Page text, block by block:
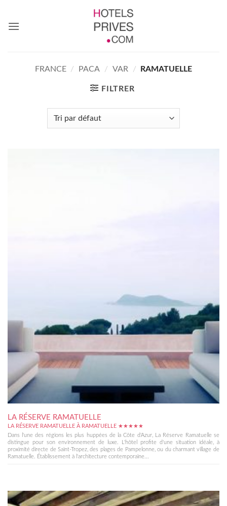
contenu
FRANCE / PACA / VAR / RAMATUELLE
FILTRER
LA RÉSERVE RAMATUELLE
LA RÉSERVE RAMATUELLE À RAMATUELLE ★★★★★
Dans l'une des régions les plus huppées de la Côte d'Azur, La Réserve Ramatuelle se
distingue pour son environnement de luxe. L'hôtel profite d'une situation idéale, à
proximité directe de Saint-Tropez, des plages de Pampelonne, ou du charmant village de
Ramatuelle. Établissement à l'architecture contemporaine...